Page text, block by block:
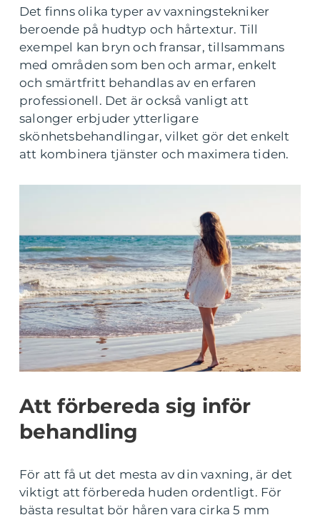
Det finns olika typer av vaxningstekniker
beroende på hudtyp och hårtextur. Till
exempel kan bryn och fransar, tillsammans
med områden som ben och armar, enkelt
och smärtfritt behandlas av en erfaren
professionell. Det är också vanligt att
salonger erbjuder ytterligare
skönhetsbehandlingar, vilket gör det enkelt
att kombinera tjänster och maximera tiden.
Att förbereda sig inför
behandling
För att få ut det mesta av din vaxning, är det
viktigt att förbereda huden ordentligt. För
bästa resultat bör håren vara cirka 5 mm